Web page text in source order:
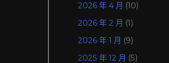
2026 年 4 月 (10)
2026 年 2 月 (1)
2026 年 1 月 (9)
2025 年 12 月 (5)